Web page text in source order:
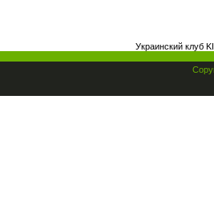
Украинский клуб